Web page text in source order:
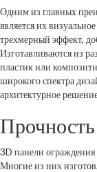
Одним из главных
является их
трехмерный эффект,
Изготавливаются из
пластик или
широкого спектра
архитектурное
3D панели
Многие из них